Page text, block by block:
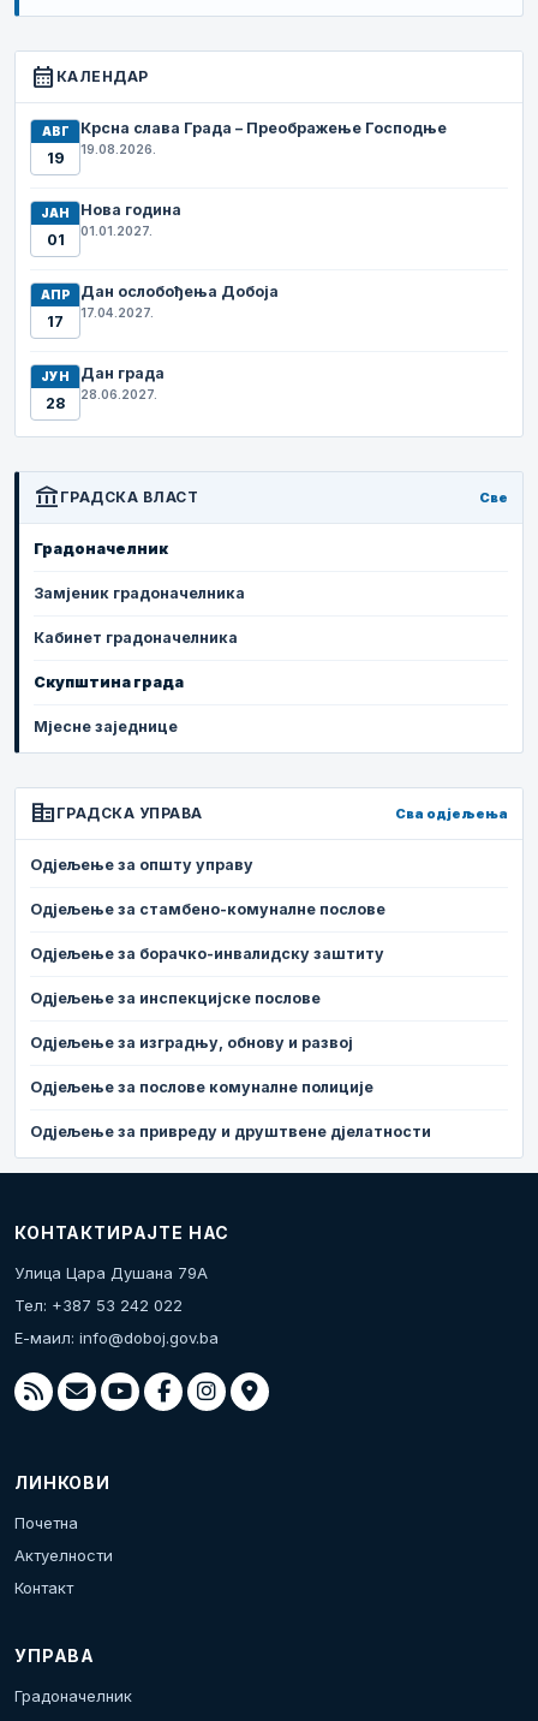
calendar_month КАЛЕНДАР
АВГ
19
Крсна слава Града – Преображење Господње
19.08.2026.
ЈАН
01
Нова година
01.01.2027.
АПР
17
Дан ослобођења Добоја
17.04.2027.
ЈУН
28
Дан града
28.06.2027.
account_balance ГРАДСКА ВЛАСТ Све
Градоначелник
Замјеник градоначелника
Кабинет градоначелника
Скупштина града
Мјесне заједнице
corporate_fare ГРАДСКА УПРАВА Сва одјељења
Одјељење за општу управу
Одјељење за стамбено-комуналне послове
Одјељење за борачко-инвалидску заштиту
Одјељење за инспекцијске послове
Одјељење за изградњу, обнову и развој
Одјељење за послове комуналне полиције
Одјељење за привреду и друштвене дјелатности
КОНТАКТИРАЈТЕ НАС
Улица Цара Душана 79А
Тел: +387 53 242 022
Е-маил: info@doboj.gov.ba
ЛИНКОВИ
Почетна
Актуелности
Контакт
УПРАВА
Градоначелник